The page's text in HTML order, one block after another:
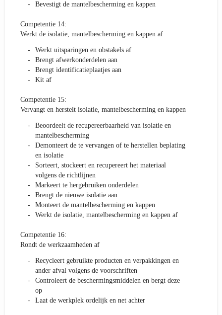
Bevestigt de mantelbescherming en kappen
Competentie 14:
Werkt de isolatie, mantelbescherming en kappen af
Werkt uitsparingen en obstakels af
Brengt afwerkonderdelen aan
Brengt identificatieplaatjes aan
Kit af
Competentie 15:
Vervangt en herstelt isolatie, mantelbescherming en kappen
Beoordeelt de recupereerbaarheid van isolatie en
mantelbescherming
Demonteert de te vervangen of te herstellen beplating
en isolatie
Sorteert, stockeert en recupereert het materiaal
volgens de richtlijnen
Markeert te hergebruiken onderdelen
Brengt de nieuwe isolatie aan
Monteert de mantelbescherming en kappen
Werkt de isolatie, mantelbescherming en kappen af
Competentie 16:
Rondt de werkzaamheden af
Recycleert gebruikte producten en verpakkingen en
ander afval volgens de voorschriften
Controleert de beschermingsmiddelen en bergt deze
op
Laat de werkplek ordelijk en net achter